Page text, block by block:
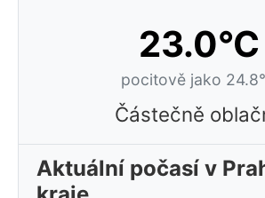
23.0°C
pocitově jako
Částečně
Aktuální počasí v